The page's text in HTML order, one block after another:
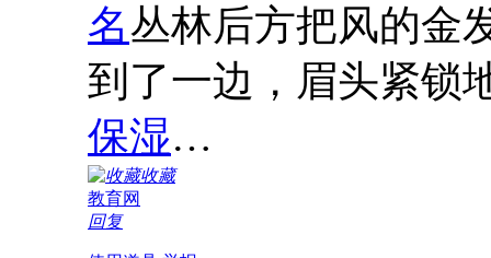
名丛林后方把风的金
到了一边，眉头紧锁
保湿…
收藏
教育网
回复